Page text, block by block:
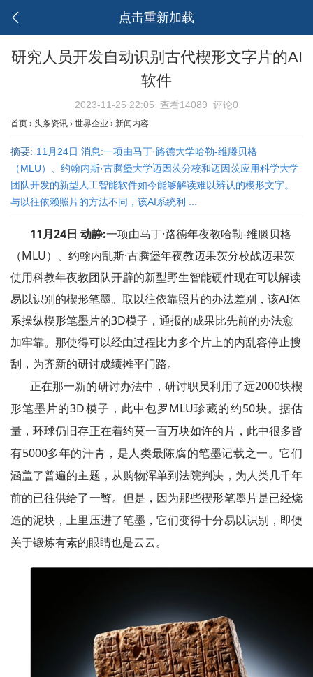
点击重新加载
研究人员开发自动识别古代楔形文字片的AI
软件
2023-11-25 22:05 查看14089 评论0
首页 › 头条资讯 › 世界企业 › 新闻内容
摘要: 11月24日 消息:一项由马丁·路德大学哈勒-维滕贝格
（MLU）、约翰内斯·古腾堡大学迈因茨分校和迈因茨应用科学大学
团队开发的新型人工智能软件如今能够解读难以辨认的楔形文字。
与以往依赖照片的方法不同，该AI系统利 ...
11月24日 动静:一项由马丁·路德年夜教哈勒-维滕贝格
（MLU）、约翰内乱斯·古腾堡年夜教迈果茨分校战迈果茨
使用科教年夜教团队开辟的新型野生智能硬件现在可以解读
易以识别的楔形笔墨。取以往依靠照片的办法差别，该AI体
系操纵楔形笔墨片的3D模子，通报的成果比先前的办法愈
加牢靠。那使得可以经由过程比力多个片上的内乱容停止搜
刮，为齐新的研讨成绩摊平门路。
正在那一新的研讨办法中，研讨职员利用了远2000块楔
形笔墨片的3D模子，此中包罗MLU珍藏的约50块。据估
量，环球仍旧存正在着约莫一百万块如许的片，此中很多皆
有5000多年的汗青，是人类最陈腐的笔墨记载之一。它们
涵盖了普遍的主题，从购物浑单到法院判决，为人类几千年
前的已往供给了一瞥。但是，因为那些楔形笔墨片是已经烧
造的泥块，上里压进了笔墨，它们变得十分易以识别，即便
关于锻炼有素的眼睛也是云云。